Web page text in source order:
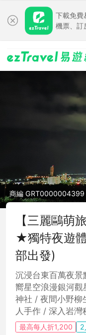
下載免費
機票、訂
商編 GRT0000004399
【三麗鷗萌
★獨特夜遊
部出發)
沉浸台東百萬夜
嚮星空浪漫銀河
神社 / 夜間小野柳
人手作 / 深入岩
最高每人折1,200 2